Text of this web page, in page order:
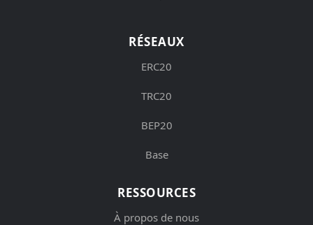
RÉSEAUX
ERC20
TRC20
BEP20
Base
RESSOURCES
À propos de nous